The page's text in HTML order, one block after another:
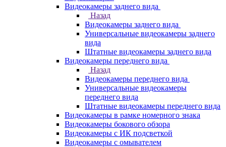
Видеокамеры заднего вида
Назад
Видеокамеры заднего вида
Универсальные видеокамеры заднего
вида
Штатные видеокамеры заднего вида
Видеокамеры переднего вида
Назад
Видеокамеры переднего вида
Универсальные видеокамеры
переднего вида
Штатные видеокамеры переднего вида
Видеокамеры в рамке номерного знака
Видеокамеры бокового обзора
Видеокамеры с ИК подсветкой
Видеокамеры с омывателем